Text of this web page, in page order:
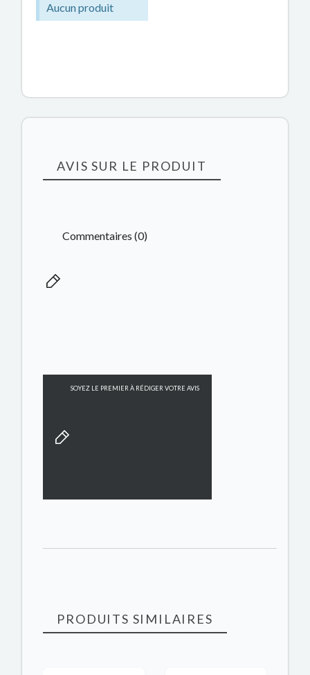
Aucun produit
AVIS SUR LE PRODUIT
Commentaires (0)
SOYEZ LE PREMIER À RÉDIGER VOTRE AVIS
PRODUITS SIMILAIRES